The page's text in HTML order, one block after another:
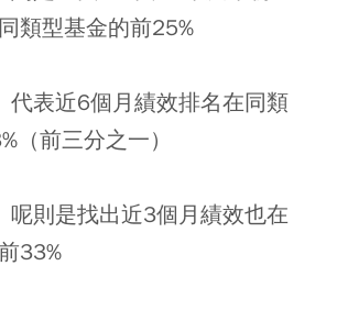
類型基金的前25%
代表近6個月績效排名在同類
（前三分之一）
呢則是找出近3個月績效也在
33%